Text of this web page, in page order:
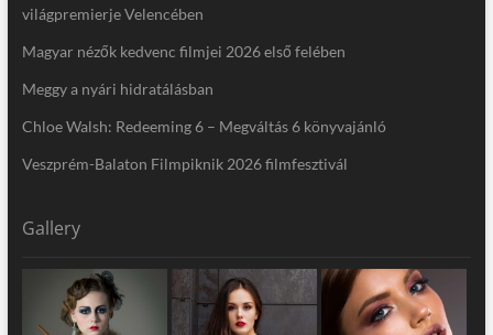
világpremierje Velencében
Magyar nézők kedvenc filmjei 2026 első felében
Meggy a nyári hidratálásban
Chloe Walsh: Redeeming 6 – Megváltás 6 könyvajánló
Veszprém-Balaton Filmpiknik 2026 filmfesztivál
Gallery